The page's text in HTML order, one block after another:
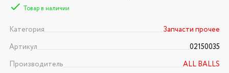
Товар в наличии
Категория
Запчасти прочее
Артикул
02150035
Производитель
ALL BALLS